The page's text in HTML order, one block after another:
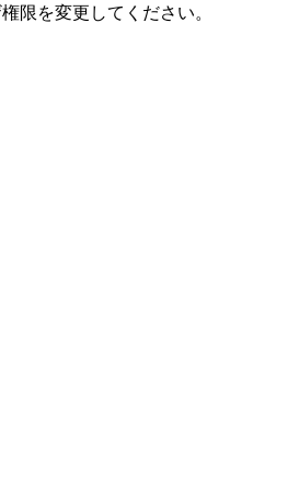
限を変更してください。